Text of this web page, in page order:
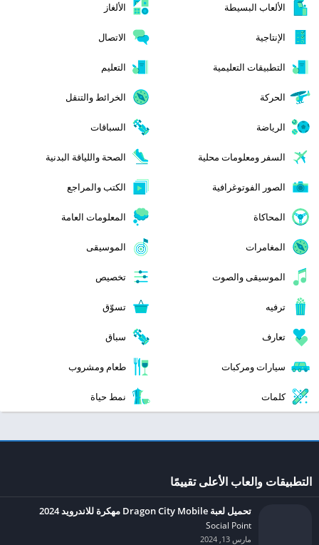
الألعاب البسيطة الألغاز
الإنتاجية الاتصال
التطبيقات التعليمية التعليم
الحركة الخرائط والتنقل
الرياضة السباقات
السفر ومعلومات محلية الصحة واللياقة البدنية
الصور الفوتوغرافية الكتب والمراجع
المحاكاة المعلومات العامة
المغامرات الموسيقى
الموسيقى والصوت تخصيص
ترفيه تسوّق
تعارف سباق
سيارات ومركبات طعام ومشروب
كلمات نمط حياة
التطبيقات والعاب الأعلى تقييمًا
تحميل لعبة Dragon City Mobile مهكرة للاندرويد 2024
Social Point‏
مارس 13, 2024